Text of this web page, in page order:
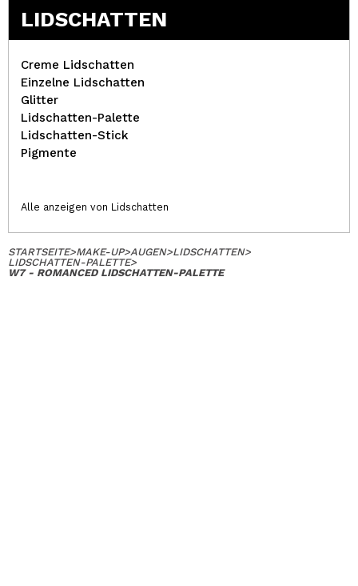
LIDSCHATTEN
Creme Lidschatten
Einzelne Lidschatten
Glitter
Lidschatten-Palette
Lidschatten-Stick
Pigmente
Alle anzeigen von Lidschatten
STARTSEITE>MAKE-UP>AUGEN>LIDSCHATTEN>
LIDSCHATTEN-PALETTE>
W7 - ROMANCED LIDSCHATTEN-PALETTE